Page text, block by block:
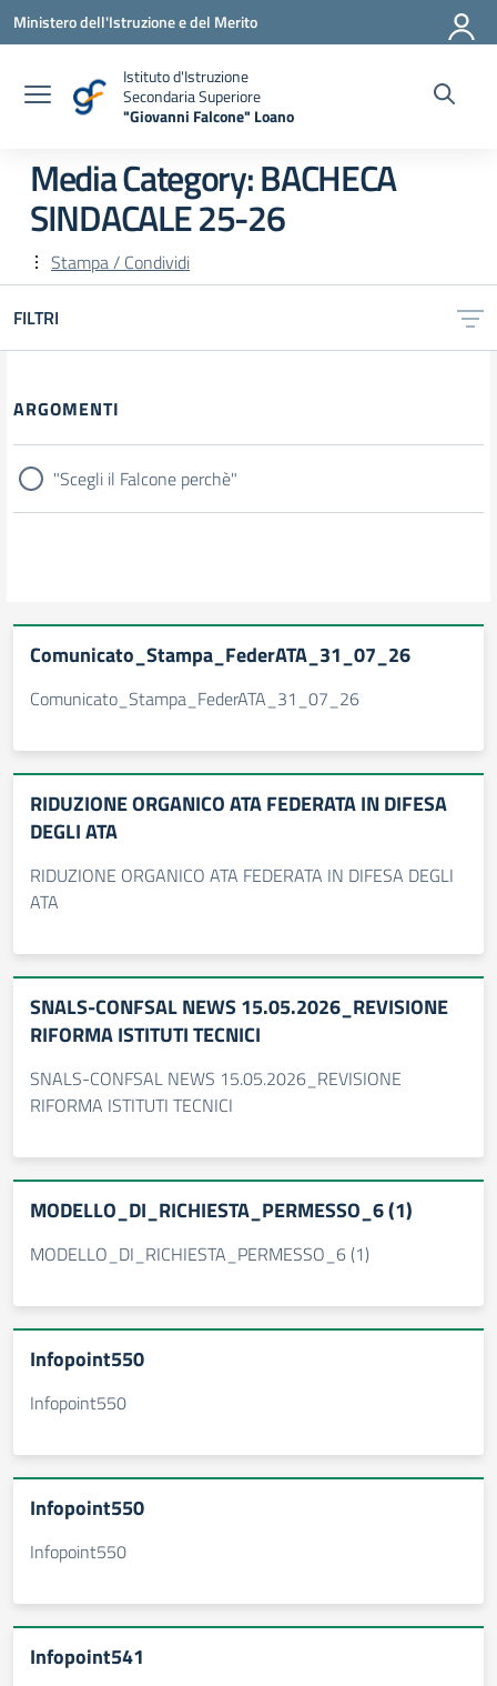
Vai ai contenuti
Vai al menu di navigazione
Vai al footer
Ministero dell'Istruzione e del Merito
Istituto d'Istruzione
Secondaria Superiore
"Giovanni Falcone" Loano
Media Category:BACHECA
SINDACALE 25-26
Stampa / Condividi
FILTRI
Filtri
ARGOMENTI
"Scegli il Falcone perchè"
Comunicato_Stampa_FederATA_31_07_26
Comunicato_Stampa_FederATA_31_07_26
RIDUZIONE ORGANICO ATA FEDERATA IN DIFESA
DEGLI ATA
RIDUZIONE ORGANICO ATA FEDERATA IN DIFESA DEGLI
ATA
SNALS-CONFSAL NEWS 15.05.2026_REVISIONE
RIFORMA ISTITUTI TECNICI
SNALS-CONFSAL NEWS 15.05.2026_REVISIONE
RIFORMA ISTITUTI TECNICI
MODELLO_DI_RICHIESTA_PERMESSO_6 (1)
MODELLO_DI_RICHIESTA_PERMESSO_6 (1)
Infopoint550
Infopoint550
Infopoint550
Infopoint550
Infopoint541